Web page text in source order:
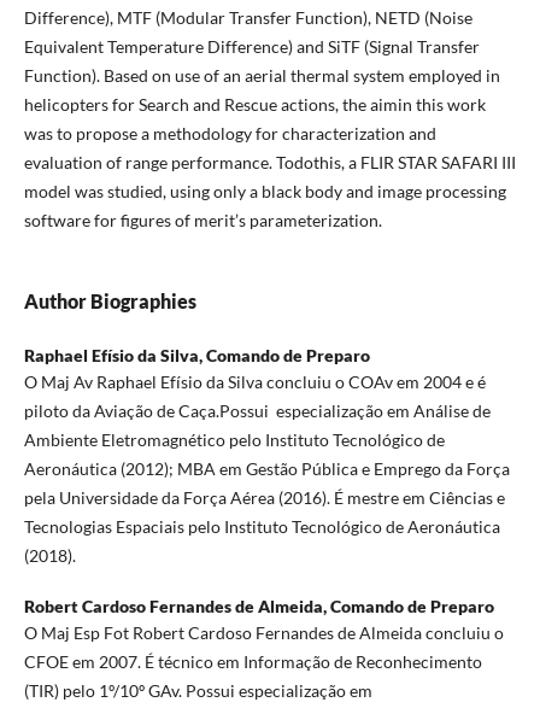
Difference), MTF (Modular Transfer Function), NETD (Noise
Equivalent Temperature Difference) and SiTF (Signal Transfer
Function). Based on use of an aerial thermal system employed in
helicopters for Search and Rescue actions, the aimin this work
was to propose a methodology for characterization and
evaluation of range performance. Todothis, a FLIR STAR SAFARI III
model was studied, using only a black body and image processing
software for figures of merit’s parameterization.
Author Biographies
Raphael Efísio da Silva,Comando de Preparo
O Maj Av Raphael Efísio da Silva concluiu o COAv em 2004 e é
piloto da Aviação de Caça.Possui especialização em Análise de
Ambiente Eletromagnético pelo Instituto Tecnológico de
Aeronáutica (2012); MBA em Gestão Pública e Emprego da Força
pela Universidade da Força Aérea (2016). É mestre em Ciências e
Tecnologias Espaciais pelo Instituto Tecnológico de Aeronáutica
(2018).
Robert Cardoso Fernandes de Almeida,Comando de Preparo
O Maj Esp Fot Robert Cardoso Fernandes de Almeida concluiu o
CFOE em 2007. É técnico em Informação de Reconhecimento
(TIR) pelo 1º/10º GAv. Possui especialização em